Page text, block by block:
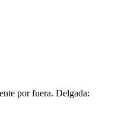
por fuera. Delgada: